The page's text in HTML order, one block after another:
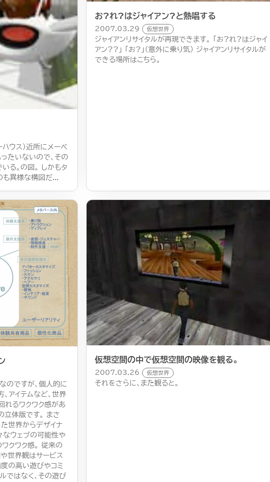
ウス）近所にメーベ
たいないので、その
る。の図。 しかもタ
も異様な構図だ...
お?れ?はジャイアン?と熱唱する
2007.03.29 仮想世界
ジャイアンリサイタルが再現できます。 「お?れ?はジャイ
アン??」 「お?」（意外に乗り気） ジャイアンリサイタルが
できる場所はこちら。
のですが、個人的に
アイテムなど、世界
れるワクワク感があ
立体版です。 まさ
世界からデザイナ
なウェブの可能性や
クワク感。 従来の
や世界観はサービス
の高い遊びやコミ
ではなく、その遊び
仮想空間の中で仮想空間の映像を観る。
2007.03.26 仮想世界
それをさらに、また観ると。